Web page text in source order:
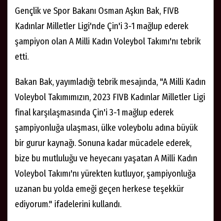
Gençlik ve Spor Bakanı Osman Aşkın Bak, FIVB
Kadınlar Milletler Ligi'nde Çin'i 3-1 mağlup ederek
şampiyon olan A Milli Kadın Voleybol Takımı'nı tebrik
etti.
Bakan Bak, yayımladığı tebrik mesajında, "A Milli Kadın
Voleybol Takımımızın, 2023 FIVB Kadınlar Milletler Ligi
final karşılaşmasında Çin'i 3-1 mağlup ederek
şampiyonluğa ulaşması, ülke voleybolu adına büyük
bir gurur kaynağı. Sonuna kadar mücadele ederek,
bize bu mutluluğu ve heyecanı yaşatan A Milli Kadın
Voleybol Takımı'nı yürekten kutluyor, şampiyonluğa
uzanan bu yolda emeği geçen herkese teşekkür
ediyorum." ifadelerini kullandı.